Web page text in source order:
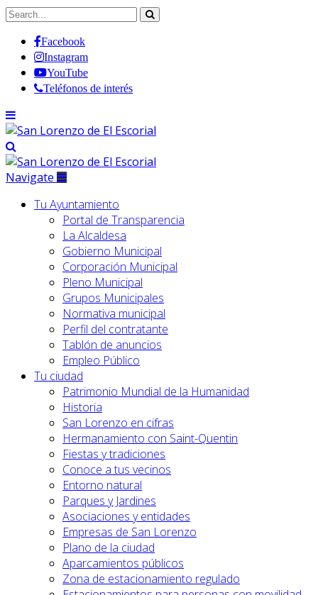
Facebook
Instagram
YouTube
Teléfonos de interés
Navigate
Tu Ayuntamiento
Portal de Transparencia
La Alcaldesa
Gobierno Municipal
Corporación Municipal
Pleno Municipal
Grupos Municipales
Normativa municipal
Perfil del contratante
Tablón de anuncios
Empleo Público
Tu ciudad
Patrimonio Mundial de la Humanidad
Historia
San Lorenzo en cifras
Hermanamiento con Saint-Quentin
Fiestas y tradiciones
Conoce a tus vecinos
Entorno natural
Parques y Jardines
Asociaciones y entidades
Empresas de San Lorenzo
Plano de la ciudad
Aparcamientos públicos
Zona de estacionamiento regulado